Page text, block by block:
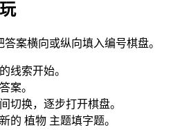
案横向或纵向填入编号棋盘。
线索开始。
案。
切换，逐步打开棋盘。
的 植物 主题填字题。